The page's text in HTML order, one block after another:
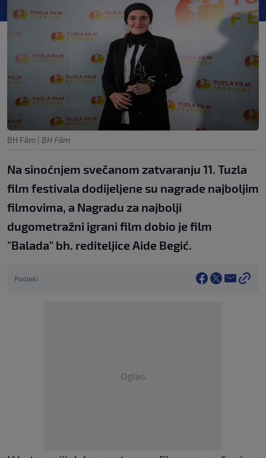
BH Film | BH Film
Na sinoćnjem svečanom zatvaranju 11. Tuzla
film festivala dodijeljene su nagrade najboljim
filmovima, a Nagradu za najbolji
dugometražni igrani film dobio je film
"Balada" bh. rediteljice Aide Begić.
Podijeli
Oglas